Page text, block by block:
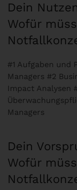
Dein
Wofür
#1 Aufgaben und
Managers #2
Impact Analysen
Managers
Dein
Wofür